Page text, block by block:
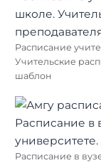
Расписание
Учительские
шаблон
Расписание в